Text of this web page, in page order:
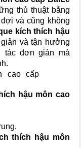
thủ thuật bằng
và cũng không
kích thích hậu
và tận hưởng
tác đơn giản mà
hậu môn cao
thích hậu môn